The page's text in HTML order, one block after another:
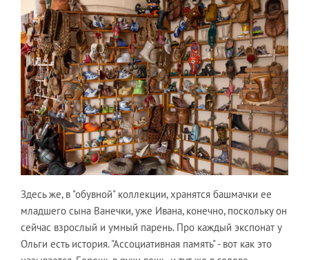
Здесь же, в "обувной" коллекции, хранятся башмачки ее
младшего сына Ванечки, уже Ивана, конечно, поскольку он
сейчас взрослый и умный парень. Про каждый экспонат у
Ольги есть история. "Ассоциативная память" - вот как это